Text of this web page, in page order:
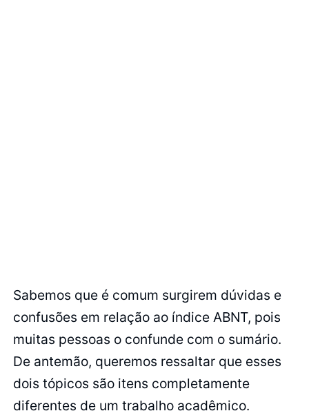
Sabemos que é comum surgirem dúvidas e
confusões em relação ao índice ABNT, pois
muitas pessoas o confunde com o sumário.
De antemão, queremos ressaltar que esses
dois tópicos são itens completamente
diferentes de um trabalho acadêmico.